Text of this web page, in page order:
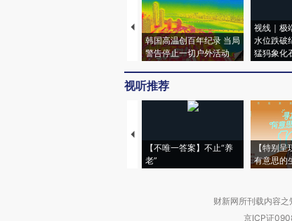
韩国高温创百年纪录 当局
警告停止一切户外活动
视线｜极
水位跌破
猛犸象化
视听推荐
【不唯一答案】不止“养
老”
【特别
有意思的
财新网所刊载内容
京ICP证